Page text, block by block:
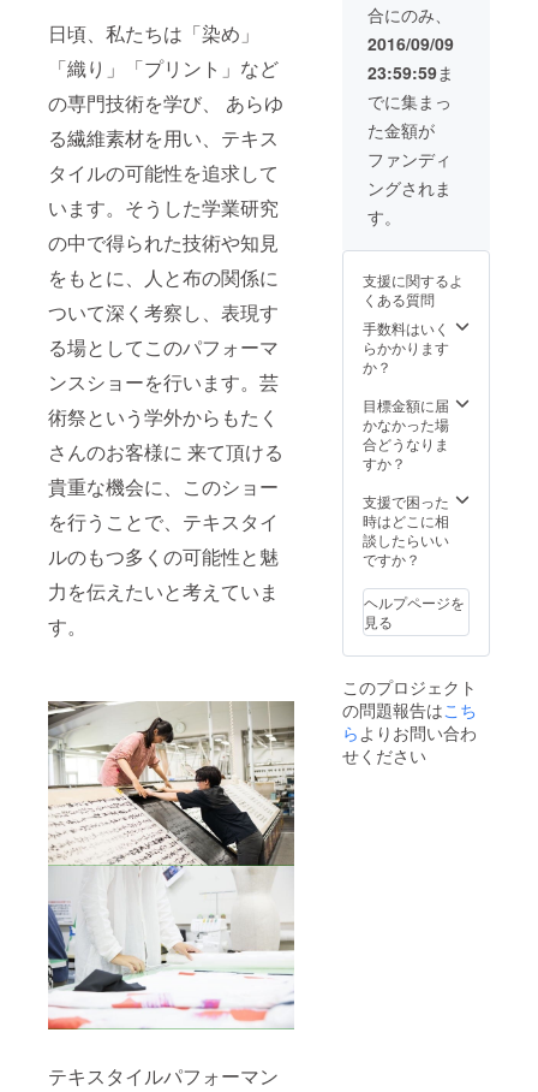
日頃、私たちは「染め」
「織り」「プリント」など
の専門技術を学び、 あらゆ
る繊維素材を用い、テキス
タイルの可能性を追求して
います。そうした学業研究
の中で得られた技術や知見
をもとに、人と布の関係に
ついて深く考察し、表現す
る場としてこのパフォーマ
ンスショーを行います。芸
術祭という学外からもたく
さんのお客様に 来て頂ける
貴重な機会に、このショー
を行うことで、テキスタイ
ルのもつ多くの可能性と魅
力を伝えたいと考えていま
す。
テキスタイルパフォーマン
合にのみ、
2016/09/09
23:59:59ま
でに集まっ
た金額が
ファンディ
ングされま
す。
支援に関するよ
くある質問
手数料はいく
らかかります
か？
目標金額に届
かなかった場
合どうなりま
すか？
支援で困った
時はどこに相
談したらいい
ですか？
ヘルプページを
見る
このプロジェクト
の問題報告はこち
らよりお問い合わ
せください